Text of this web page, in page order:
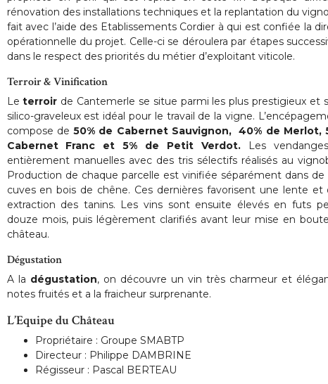
rénovation des installations techniques et la replantation du
fait avec l’aide des Etablissements Cordier à qui est confiée la
opérationnelle du projet. Celle-ci se déroulera par étapes
dans le respect des priorités du métier d’exploitant viticole.
Terroir & Vinification
Leterroir de Cantemerle se situe parmi les plus prestigieux et
silico-graveleux est idéal pour le travail de la vigne.
compose de50% de Cabernet Sauvignon, 40% de Merlot,
Cabernet Franc et 5% de Petit Verdot.Les
entièrement manuelles avec des tris sélectifs réalisés au
Production de chaque parcelle est vinifiée séparément dans de
cuves en bois de chêne. Ces dernières favorisent une lente et
extraction des tanins. Les vins sont ensuite élevés en futs
douze mois, puis légèrement clarifiés avant leur mise en
château.
Dégustation
A la dégustation, on découvre un vin très charmeur et
notes fruités et a la fraicheur surprenante.
L’Equipe du Château
Propriétaire : Groupe SMABTP
Directeur : Philippe DAMBRINE
Régisseur : Pascal BERTEAU